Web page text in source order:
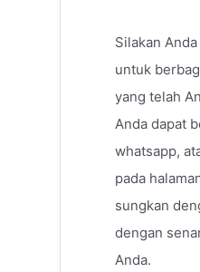
Silakan
untuk
yang telah
Anda dapat
whatsapp,
pada
sungkan
dengan
Anda.